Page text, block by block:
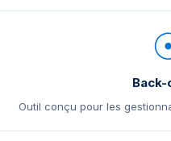
Outil conçu pour les